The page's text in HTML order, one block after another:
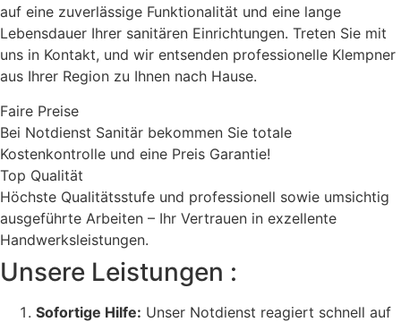
auf eine zuverlässige Funktionalität und eine lange
Lebensdauer Ihrer sanitären Einrichtungen. Treten Sie mit
uns in Kontakt, und wir entsenden professionelle Klempner
aus Ihrer Region zu Ihnen nach Hause.
Faire Preise
Bei Notdienst Sanitär bekommen Sie totale
Kostenkontrolle und eine Preis Garantie!
Top Qualität
Höchste Qualitätsstufe und professionell sowie umsichtig
ausgeführte Arbeiten – Ihr Vertrauen in exzellente
Handwerksleistungen.
Unsere Leistungen :
Sofortige Hilfe: Unser Notdienst reagiert schnell auf